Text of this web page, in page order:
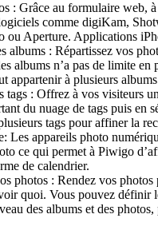
: Grâce au formulaire web,
comme digiKam,
ou Aperture. Applications
albums : Répartissez vos
albums n’a pas de limite en
appartenir à plusieurs
tags : Offrez à vos visiteurs
du nuage de tags puis en
tags pour affiner la
Les appareils photo
ce qui permet à Piwigo
de calendrier.
photos : Rendez vos photos
quoi. Vous pouvez définir
des albums et des